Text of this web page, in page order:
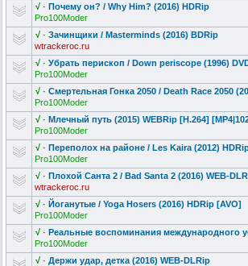
√ · Почему он? / Why Him? (2016) HDRip
Pro100Moder
√ · Зачинщики / Masterminds (2016) BDRip
wtrackeroc.ru
√ · Убрать перископ / Down periscope (1996)
Pro100Moder
√ · Смертельная Гонка 2050 / Death Race 2050
Pro100Moder
√ · Млечный путь (2015) WEBRip [H.264]
Pro100Moder
√ · Переполох на районе / Les Kaira (2012)
Pro100Moder
√ · Плохой Санта 2 / Bad Santa 2 (2016) WEB-
wtrackeroc.ru
√ · Йоганутые / Yoga Hosers (2016) HDRip [AVO]
Pro100Moder
√ · Реальные воспоминания международного
Pro100Moder
√ · Держи удар, детка (2016) WEB-DLRip